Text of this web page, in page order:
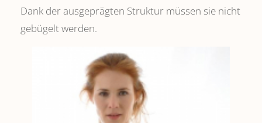
Dank der ausgeprägten Struktur müssen sie nicht
gebügelt werden.